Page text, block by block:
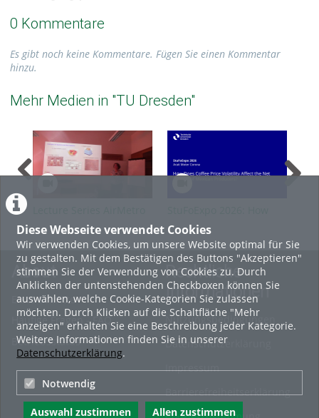
Diese Webseite verwendet Cookies
Wir verwenden Cookies, um unsere Website optimal für Sie
zu gestalten. Mit dem Bestätigen des Buttons "Akzeptieren"
stimmen Sie der Verwendung von Cookies zu. Durch
Anklicken der untenstehenden Checkboxen können Sie
auswählen, welche Cookie-Kategorien Sie zulassen
möchten. Durch Klicken auf die Schaltfläche "Mehr
anzeigen" erhalten Sie eine Beschreibung jeder Kategorie.
Weitere Informationen finden Sie in unserer
Datenschutzerklärung.
Notwendig
Auswahl zustimmen Allen zustimmen
0 Kommentare
Es gibt noch keine Kommentare. Fügen Sie einen Kommentar
hinzu.
Mehr Medien in "TU Dresden"
SS2026 Guest A.
Guehnemann
Does Coffee Price
Volatility Affect the Net
Income of Mexican
Producers?
About
Erste Schritte
Häufige Fragen - FAQ
Betriebsstatus
Rechtliche
Informationen
Nutzungsbedingungen
Datenschutzerklärung
Impressum
Barrierefreiheitserklärung